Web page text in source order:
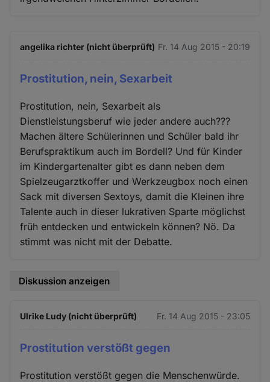
angelika richter (nicht überprüft) Fr. 14 Aug 2015 - 20:19
Prostitution, nein, Sexarbeit
Prostitution, nein, Sexarbeit als
Dienstleistungsberuf wie jeder andere auch???
Machen ältere Schülerinnen und Schüler bald ihr
Berufspraktikum auch im Bordell? Und für Kinder
im Kindergartenalter gibt es dann neben dem
Spielzeugarztkoffer und Werkzeugbox noch einen
Sack mit diversen Sextoys, damit die Kleinen ihre
Talente auch in dieser lukrativen Sparte möglichst
früh entdecken und entwickeln können? Nö. Da
stimmt was nicht mit der Debatte.
Diskussion anzeigen
Ulrike Ludy (nicht überprüft) Fr. 14 Aug 2015 - 23:05
Prostitution verstößt gegen
Prostitution verstößt gegen die Menschenwürde.